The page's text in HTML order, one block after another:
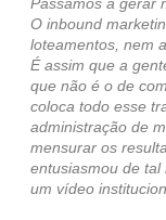
Passamos a gerar
O inbound
loteamentos, nem
É assim que a
que não é o de
coloca todo esse
administração de
mensurar os
entusiasmou de
um vídeo